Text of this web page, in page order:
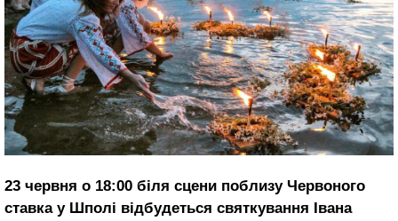
23 червня о 18:00 біля сцени поблизу Червоного
ставка у Шполі відбудеться святкування Івана